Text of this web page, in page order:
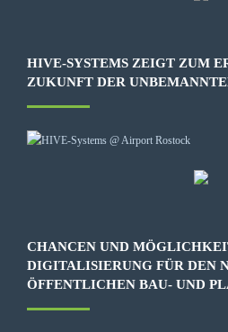
HIVE-SYSTEMS ZEIGT ZUM
ZUKUNFT DER
CHANCEN UND
DIGITALISIERUNG FÜR DEN
ÖFFENTLICHEN BAU- UND